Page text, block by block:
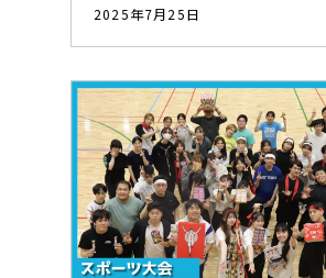
2025年7月25日